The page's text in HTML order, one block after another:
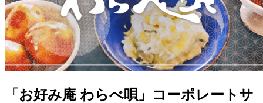
「お好み庵 わらべ唄」コーポレートサ